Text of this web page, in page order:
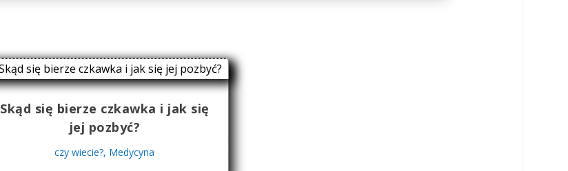
Skąd się bierze czkawka i jak się
jej pozbyć?
czy wiecie?, Medycyna